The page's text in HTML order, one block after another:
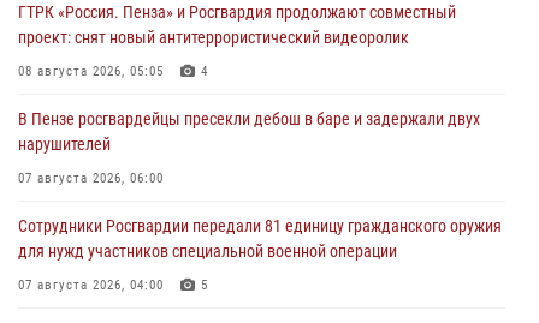
ГТРК «Россия. Пенза» и Росгвардия продолжают совместный
проект: снят новый антитеррористический видеоролик
08 августа 2026, 05:05 4
В Пензе росгвардейцы пресекли дебош в баре и задержали двух
нарушителей
07 августа 2026, 06:00
Сотрудники Росгвардии передали 81 единицу гражданского оружия
для нужд участников специальной военной операции
07 августа 2026, 04:00 5